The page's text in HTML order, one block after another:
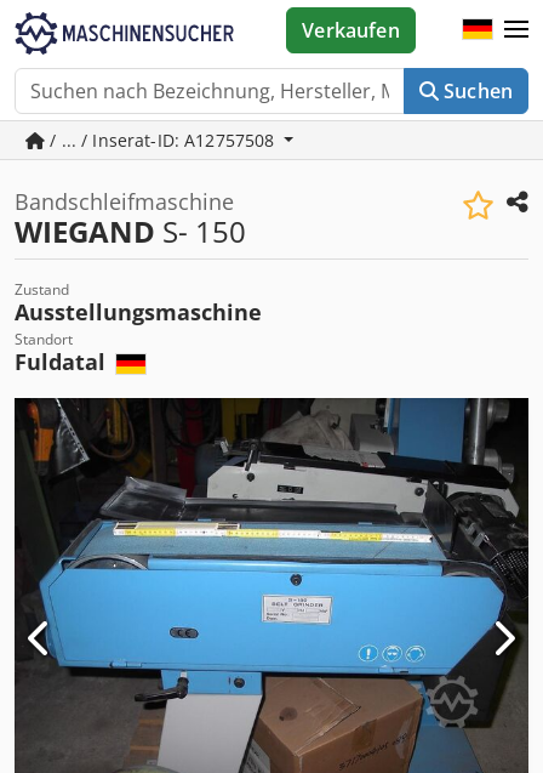
Suchen
Verkaufen
/ ... / Inserat-ID: A12757508
Bandschleifmaschine
WIEGAND S- 150
Zustand
Ausstellungsmaschine
Standort
Fuldatal